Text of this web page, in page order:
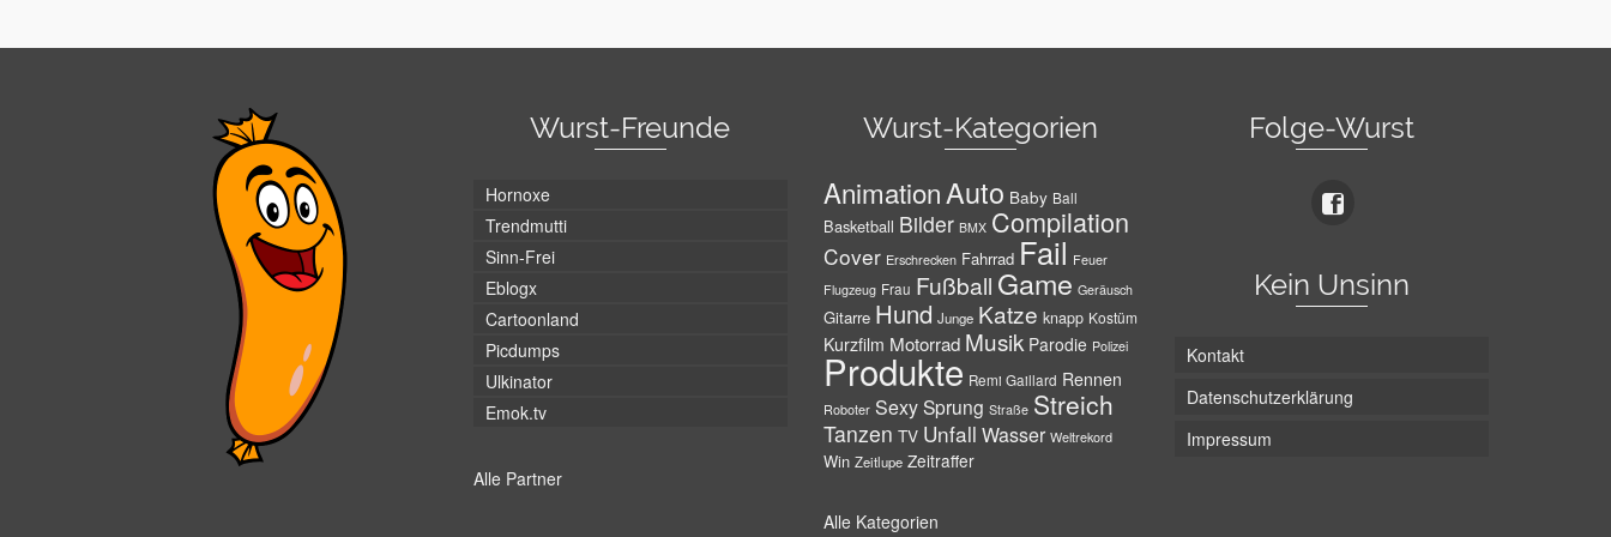
Wurst-Freunde
Hornoxe
Trendmutti
Sinn-Frei
Eblogx
Cartoonland
Picdumps
Ulkinator
Emok.tv
Alle Partner
Wurst-Kategorien
AnimationAuto Baby Ball
Basketball Bilder BMX Compilation
Cover Erschrecken Fahrrad Fail Feuer
Flugzeug Frau Fußball Game Geräusch
Gitarre Hund Junge Katze knapp Kostüm
Kurzfilm Motorrad Musik Parodie Polizei
Produkte Remi Gaillard Rennen
Roboter SexySprung Straße Streich
Tanzen TV Unfall Wasser Weltrekord
Win Zeitlupe Zeitraffer
Alle Kategorien
Folge-Wurst
Kein Unsinn
Kontakt
Datenschutzerklärung
Impressum